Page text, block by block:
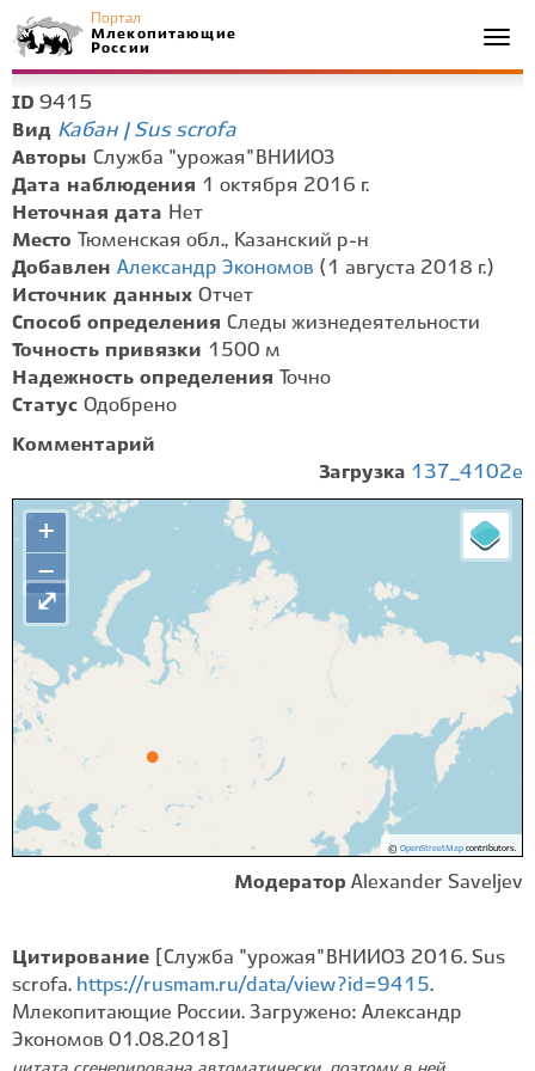
Портал
Млекопитающие
России
ID 9415
Вид Кабан | Sus scrofa
Авторы Служба "урожая" ВНИИОЗ
Дата наблюдения 1 октября 2016 г.
Неточная дата Нет
Место
Тюменская обл., Казанский р-н
Добавлен Александр Экономов (1 августа 2018 г.)
Источник данных Отчет
Способ определения Следы жизнедеятельности
Точность привязки 1500 м
Надежность определения
Точно
Статус Одобрено
Комментарий
Загрузка 137_4102e
+
−
© OpenStreetMapcontributors.
⤢
Модератор Alexander Saveljev
Цитирование
[Служба "урожая" ВНИИОЗ 2016. Sus
scrofa. https://rusmam.ru/data/view?id=9415.
Млекопитающие России. Загружено: Александр
Экономов 01.08.2018]